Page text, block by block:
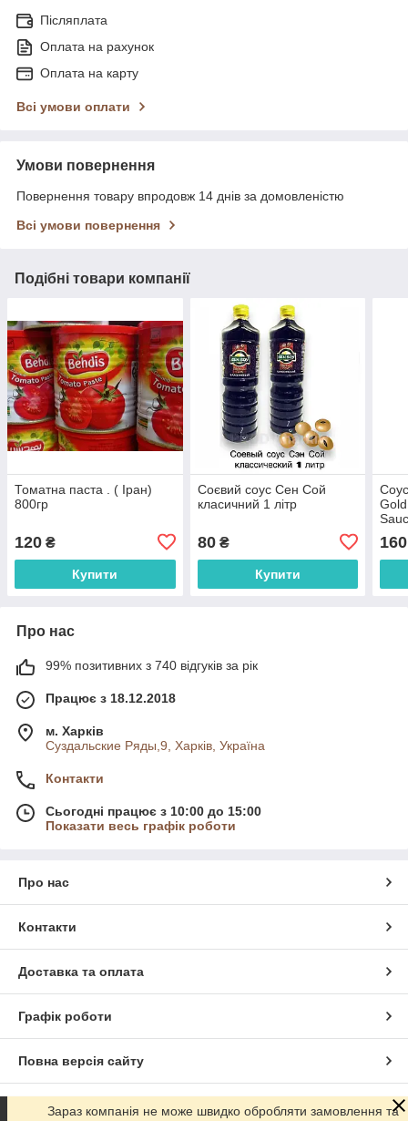
Післяплата
Оплата на рахунок
Оплата на карту
Всі умови оплати
Умови повернення
Повернення товару впродовж 14 днів за домовленістю
Всі умови повернення
Подібні товари компанії
Томатна паста . ( Іран)
800гр
120 ₴
Купити
Соєвий соус Сен Сой
класичний 1 літр
80₴
Купити
160
Про нас
99% позитивних з 740 відгуків за рік
Працює з 18.12.2018
м. Харків
Суздальские Ряды,9, Харків, Україна
Контакти
Сьогодні працює з 10:00 до 15:00
Показати весь графік роботи
Про нас
Контакти
Доставка та оплата
Графік роботи
Повна версія сайту
Сайт створено на маркетплейсі Prom.ua
Зараз компанія не може швидко обробляти замовлення та